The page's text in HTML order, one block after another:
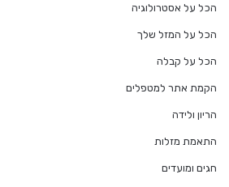
הכל על אסטרולוגיה
הכל על המזל שלך
הכל על קבלה
הקמת אתר למטפלים
הריון ולידה
התאמת מזלות
חגים ומועדים